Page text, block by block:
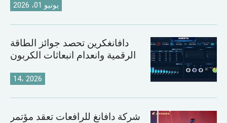
يونيو 01، 2026
دافانغكرين تحصد جوائز الطاقة
الرقمية وانعدام انبعاثات الكربون
14، 2026
شركة دافانغ للرافعات تعقد مؤتمر